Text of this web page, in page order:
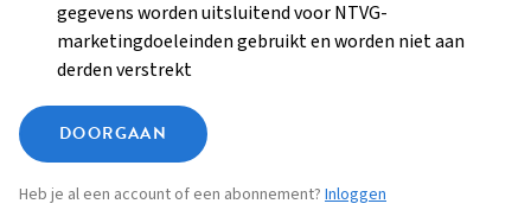
gegevens worden uitsluitend voor NTVG-
marketingdoeleinden gebruikt en worden niet aan
derden verstrekt
DOORGAAN
Heb je al een account of een abonnement? Inloggen